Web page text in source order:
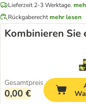
Lieferzeit 2-3 Werktage.
Rückgaberechtmehr lesen
Kombinieren Sie
Gesamtpreis
0,00 €